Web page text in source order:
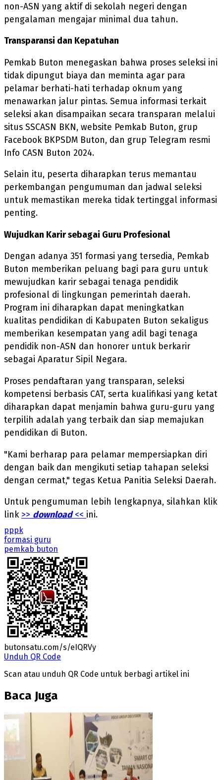
non-ASN yang aktif di sekolah negeri dengan
pengalaman mengajar minimal dua tahun.
Transparansi dan Kepatuhan
Pemkab Buton menegaskan bahwa proses seleksi ini
tidak dipungut biaya dan meminta agar para
pelamar berhati-hati terhadap oknum yang
menawarkan jalur pintas. Semua informasi terkait
seleksi akan disampaikan secara transparan melalui
situs SSCASN BKN, website Pemkab Buton, grup
Facebook BKPSDM Buton, dan grup Telegram resmi
Info CASN Buton 2024.
Selain itu, peserta diharapkan terus memantau
perkembangan pengumuman dan jadwal seleksi
untuk memastikan mereka tidak tertinggal informasi
penting.
Wujudkan Karir sebagai Guru Profesional
Dengan adanya 351 formasi yang tersedia, Pemkab
Buton memberikan peluang bagi para guru untuk
mewujudkan karir sebagai tenaga pendidik
profesional di lingkungan pemerintah daerah.
Program ini diharapkan dapat meningkatkan
kualitas pendidikan di Kabupaten Buton sekaligus
memberikan kesempatan yang adil bagi tenaga
pendidik non-ASN dan honorer untuk berkarir
sebagai Aparatur Sipil Negara.
Proses pendaftaran yang transparan, seleksi
kompetensi berbasis CAT, serta kualifikasi yang ketat
diharapkan dapat menjamin bahwa guru-guru yang
terpilih adalah yang terbaik dan siap memajukan
pendidikan di Buton.
"Kami berharap para pelamar mempersiapkan diri
dengan baik dan mengikuti setiap tahapan seleksi
dengan cermat," tegas Ketua Panitia Seleksi Daerah.
Untuk pengumuman lebih lengkapnya, silahkan klik
link >> download<< ini.
pppk
formasi guru
pemkab buton
butonsatu.com/s/eIQRVy
Unduh QR Code
Scan atau unduh QR Code untuk berbagi artikel ini
Baca Juga